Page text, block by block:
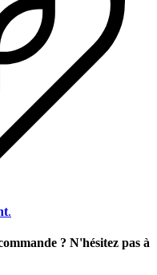
.
? N'hésitez pas à